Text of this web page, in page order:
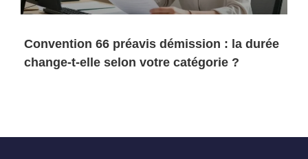
Convention 66 préavis démission : la durée
change-t-elle selon votre catégorie ?